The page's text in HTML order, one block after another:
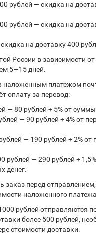
рублей — скидка на
рублей — скидка на
на доставку 400
России в зависимости от
5—15 дней.
наложенным платежом
оплату за перевод:
— 80 рублей + 5% от
— 90 рублей + 4% от
— 190 рублей + 2% от
рублей — 290 рублей +
денег.
заказ перед
наложенного
рублей отправляются
более 500 рублей,
стоимости доставки.